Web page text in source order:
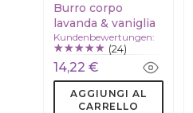
Burro corpo
lavanda & vaniglia
Kundenbewertungen:
(24)
14,22 €
AGGIUNGI AL
CARRELLO